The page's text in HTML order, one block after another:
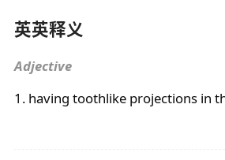
英英释义
Adjective
1. having toothlike projections in